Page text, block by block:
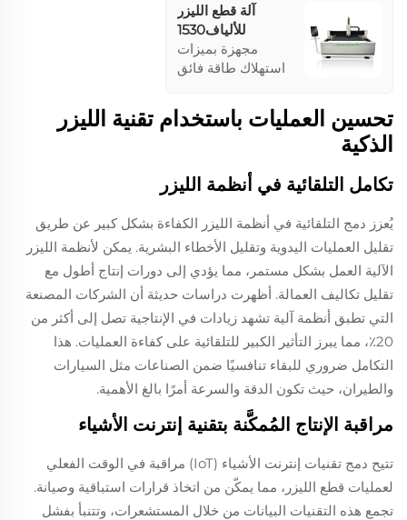
آلة قطع الليزر
للألياف1530
مجهزة بميزات
استهلاك طاقة فائق
الآلة الإنتاجية WHILE
تقليل تكاليف التشغيل.
مدمجًا مع قدرات عالية
السرعة التي توفر
إنهاء سطحي ناعم
بدقة وبديمومة
تحسين العمليات باستخدام تقنية الليزر
الذكية
تكامل التلقائية في أنظمة الليزر
يُعزز دمج التلقائية في أنظمة الليزر الكفاءة بشكل كبير عن طريق
تقليل العمليات اليدوية وتقليل الأخطاء البشرية. يمكن لأنظمة الليزر
الآلية العمل بشكل مستمر، مما يؤدي إلى دورات إنتاج أطول مع
تقليل تكاليف العمالة. أظهرت دراسات حديثة أن الشركات المصنعة
التي تطبق أنظمة آلية تشهد زيادات في الإنتاجية تصل إلى أكثر من
20٪، مما يبرز التأثير الكبير للتلقائية على كفاءة العمليات. هذا
التكامل ضروري للبقاء تنافسيًا ضمن الصناعات مثل السيارات
والطيران، حيث تكون الدقة والسرعة أمرًا بالغ الأهمية.
مراقبة الإنتاج المُمكَّنة بتقنية إنترنت الأشياء
تتيح دمج تقنيات إنترنت الأشياء (IoT) مراقبة في الوقت الفعلي
لعمليات قطع الليزر، مما يمكّن من اتخاذ قرارات استباقية وصيانة.
تجمع هذه التقنيات البيانات من خلال المستشعرات، وتتنبأ بفشل